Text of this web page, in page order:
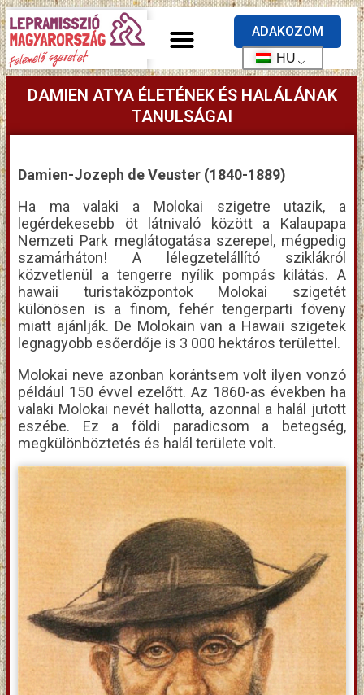
ADAKOZOM
HU
DAMIEN ATYA ÉLETÉNEK ÉS HALÁLÁNAK
TANULSÁGAI
Damien-Jozeph de Veuster (1840-1889)
Ha ma valaki a Molokai szigetre utazik, a
legérdekesebb öt látnivaló között a Kalaupapa
Nemzeti Park meglátogatása szerepel, mégpedig
szamárháton! A lélegzetelállító sziklákról
közvetlenül a tengerre nyílik pompás kilátás. A
hawaii turistaközpontok Molokai szigetét
különösen is a finom, fehér tengerparti föveny
miatt ajánlják. De Molokain van a Hawaii szigetek
legnagyobb esőerdője is 3 000 hektáros területtel.
Molokai neve azonban korántsem volt ilyen vonzó
például 150 évvel ezelőtt. Az 1860-as években ha
valaki Molokai nevét hallotta, azonnal a halál jutott
eszébe. Ez a földi paradicsom a betegség,
megkülönböztetés és halál területe volt.